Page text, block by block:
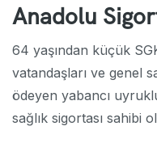
Anadolu
64 yaşından küçük
vatandaşları ve genel
ödeyen yabancı
sağlık sigortası sahibi